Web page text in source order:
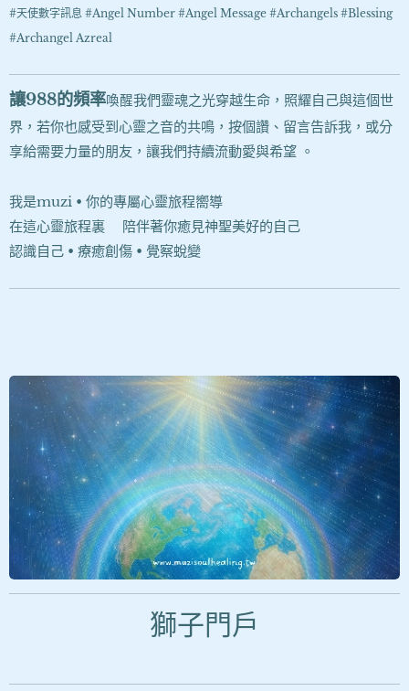
#天使數字訊息 #Angel Number #Angel Message #Archangels #Blessing
#Archangel Azreal
讓988的頻率喚醒我們靈魂之光穿越生命，照耀自己與這個世
界 ，若你也感受到心靈之音的共鳴，按個讚、留言告訴我，或分
享給需要力量的朋友，讓我們持續流動愛與希望 。
我是muzi • 你的專屬心靈旅程嚮導
在這心靈旅程裏❤陪伴著你癒見神聖美好的自己
認識自己 • 療癒創傷 • 覺察蛻變
獅子門戶